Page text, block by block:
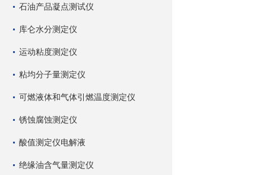
石油产品凝点测试仪
库仑水分测定仪
运动粘度测定仪
粘均分子量测定仪
可燃液体和气体引燃温度测定仪
锈蚀腐蚀测定仪
酸值测定仪电解液
绝缘油含气量测定仪